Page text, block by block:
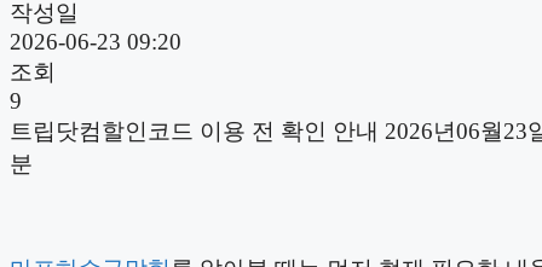
작성일
2026-06-23 09:20
조회
9
트립닷컴할인코드 이용 전 확인 안내 2026년06월23
분